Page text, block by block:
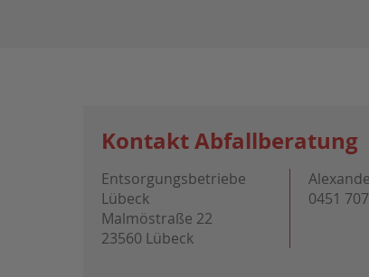
Kontakt Abfallberatung
Entsorgungsbetriebe
Lübeck
Malmöstraße 22
23560 Lübeck
0451